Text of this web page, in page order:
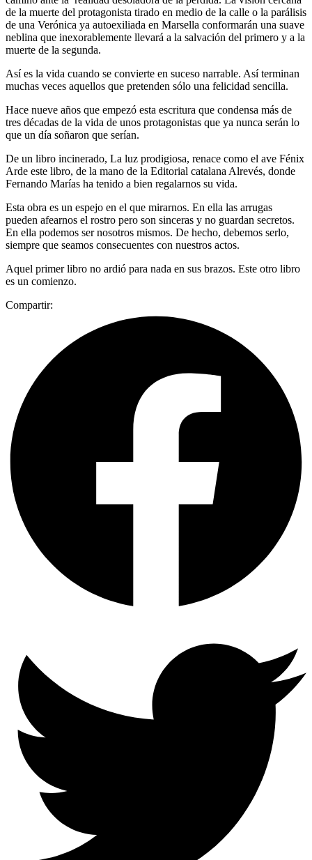
de la muerte del protagonista tirado en medio de la calle o la parálisis
de una Verónica ya autoexiliada en Marsella conformarán una suave
neblina que inexorablemente llevará a la salvación del primero y a la
muerte de la segunda.
Así es la vida cuando se convierte en suceso narrable. Así terminan
muchas veces aquellos que pretenden sólo una felicidad sencilla.
Hace nueve años que empezó esta escritura que condensa más de
tres décadas de la vida de unos protagonistas que ya nunca serán lo
que un día soñaron que serían.
De un libro incinerado, La luz prodigiosa, renace como el ave Fénix
Arde este libro, de la mano de la Editorial catalana Alrevés, donde
Fernando Marías ha tenido a bien regalarnos su vida.
Esta obra es un espejo en el que mirarnos. En ella las arrugas
pueden afearnos el rostro pero son sinceras y no guardan secretos.
En ella podemos ser nosotros mismos. De hecho, debemos serlo,
siempre que seamos consecuentes con nuestros actos.
Aquel primer libro no ardió para nada en sus brazos. Este otro libro
es un comienzo.
Compartir: